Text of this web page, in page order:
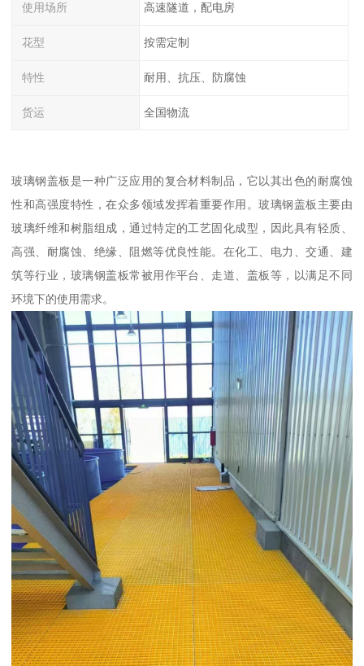
使用场所 高速隧道，配电房
花型 按需定制
特性 耐用、抗压、防腐蚀
货运 全国物流
玻璃钢盖板是一种广泛应用的复合材料制品，它以其出色的耐腐蚀
性和高强度特性，在众多领域发挥着重要作用。玻璃钢盖板主要由
玻璃纤维和树脂组成，通过特定的工艺固化成型，因此具有轻质、
高强、耐腐蚀、绝缘、阻燃等优良性能。在化工、电力、交通、建
筑等行业，玻璃钢盖板常被用作平台、走道、盖板等，以满足不同
环境下的使用需求。